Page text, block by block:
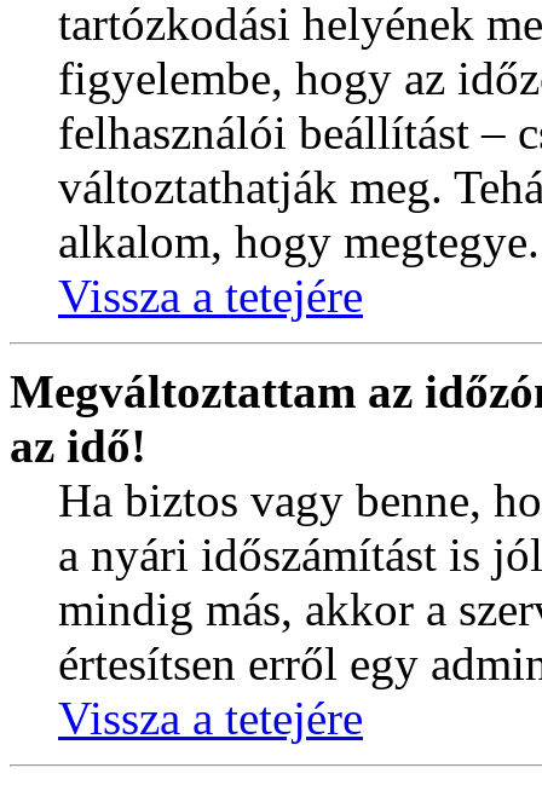
tartózkodási helyének
figyelembe, hogy az
felhasználói beállítást –
változtathatják meg.
alkalom, hogy megtegye.
Vissza a tetejére
Megváltoztattam az
az idő!
Ha biztos vagy benne,
a nyári időszámítást is
mindig más, akkor a
értesítsen erről egy
Vissza a tetejére